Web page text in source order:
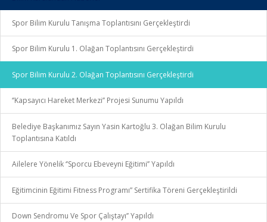
Spor Bilim Kurulu Tanışma Toplantısını Gerçekleştirdi
Spor Bilim Kurulu 1. Olağan Toplantısını Gerçekleştirdi
Spor Bilim Kurulu 2. Olağan Toplantısını Gerçekleştirdi
‘’Kapsayıcı Hareket Merkezi’’ Projesi Sunumu Yapıldı
Belediye Başkanımız Sayın Yasin Kartoğlu 3. Olağan Bilim Kurulu
Toplantısına Katıldı
Ailelere Yönelik ‘’Sporcu Ebeveyni Eğitimi’’ Yapıldı
Eğitimcinin Eğitimi Fitness Programı” Sertifika Töreni Gerçekleştirildi
Down Sendromu Ve Spor Çalıştayı’’ Yapıldı